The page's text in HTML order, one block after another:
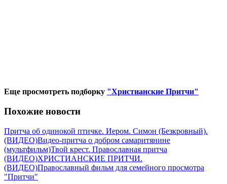
Еще просмотреть подборку "Христианские Притчи"
Похожие новости
Притча об одинокой птичке. Иером. Симон (Безкровный).
(ВИДЕО)Видео-притча о добром самаритянине
(мультфильм)Твой крест. Православная притча
(ВИДЕО)ХРИСТИАНСКИЕ ПРИТЧИ.
(ВИДЕО)Православный фильм для семейного просмотра
"Притчи"